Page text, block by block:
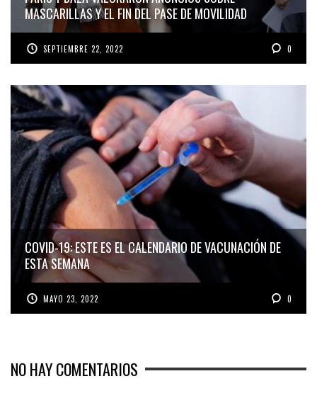
MASCARILLAS Y EL FIN DEL PASE DE MOVILIDAD
SEPTIEMBRE 22, 2022 0
COVID-19: ESTE ES EL CALENDARIO DE VACUNACIÓN DE
ESTA SEMANA
MAYO 23, 2022 0
NO HAY COMENTARIOS